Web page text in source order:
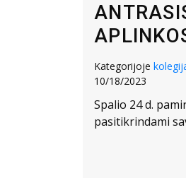
Kategorijoje
10/18/2023
Spalio 24 d.
pasitikrindami